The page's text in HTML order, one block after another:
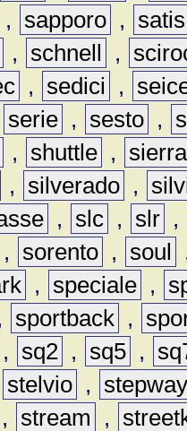
, sapporo ,
satis
, schnell ,
, sedici ,
serie , sesto ,
, shuttle ,
sierra
, silverado ,
, slc , slr ,
, sorento , soul
, speciale ,
sportback ,
, sq2 , sq5 ,
stelvio ,
, stream ,